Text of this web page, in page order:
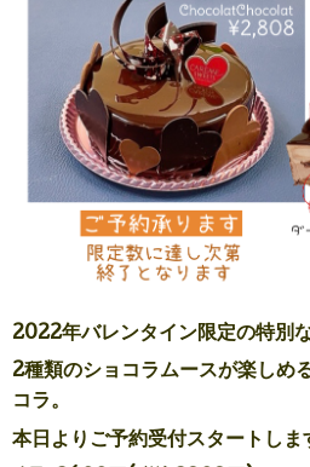
2022年バレンタイン限定の特別
2種類のショコラムースが楽しめ
コラ。
本日よりご予約受付スタートしま